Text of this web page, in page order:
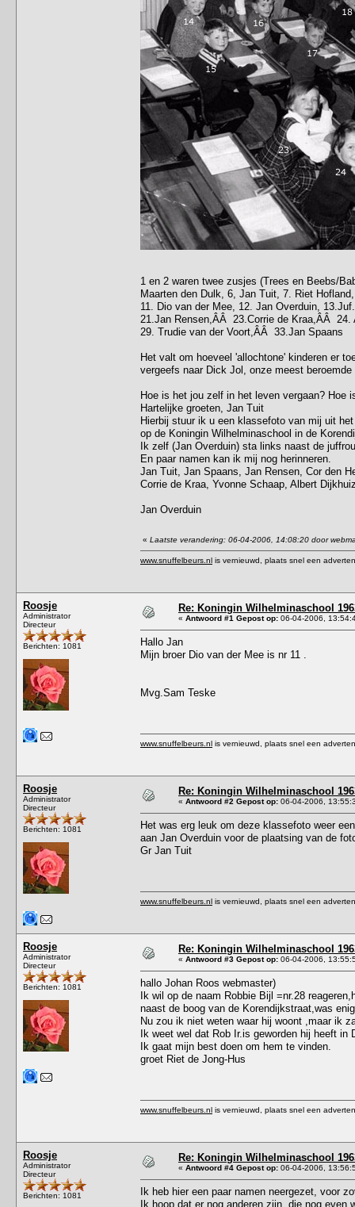
1 en 2 waren twee zusjes (Trees en Beebs/
Maarten den Dulk, 6, Jan Tuit, 7. Riet
11. Dio van der Mee, 12. Jan Overduin,
21.Jan Rensen,ÂÂ 23.Corrie de Kraa,ÂÂ 24.
29. Trudie van der Voort,ÂÂ 33.Jan Spaans
Het valt om hoeveel 'allochtone' kinderen er
vergeefs naar Dick Jol, onze meest
Hoe is het jou zelf in het leven vergaan? Hoe
Hartelijke groeten, Jan Tuit
Hierbij stuur ik u een klassefoto van mij uit
op de Koningin Wilhelminaschool in de
Ik zelf (Jan Overduin) sta links naast de
En paar namen kan ik mij nog herinneren.
Jan Tuit, Jan Spaans, Jan Rensen, Cor den
Corrie de Kraa, Yvonne Schaap, Albert
Jan Overduin
« Laatste verandering: 06-04-2006, 14:08:20 door
www.snuffelbeurs.nl is vernieuwd, plaats snel een
Roosje
Administrator
Directeur
Berichten: 1081
Re: Koningin Wilhelminaschool
« Antwoord #1 Gepost op: 06-04-2006,
Hallo Jan
Mijn broer Dio van der Mee is nr 11 .
Mvg.Sam Teske
www.snuffelbeurs.nl is vernieuwd, plaats snel een
Roosje
Administrator
Directeur
Berichten: 1081
Re: Koningin Wilhelminaschool
« Antwoord #2 Gepost op: 06-04-2006,
Het was erg leuk om deze klassefoto weer
aan Jan Overduin voor de plaatsing van de
Gr Jan Tuit
www.snuffelbeurs.nl is vernieuwd, plaats snel een
Roosje
Administrator
Directeur
Berichten: 1081
Re: Koningin Wilhelminaschool
« Antwoord #3 Gepost op: 06-04-2006,
hallo Johan Roos webmaster)
Ik wil op de naam Robbie Bijl =nr.28
naast de boog van de Korendijkstraat,was
Nu zou ik niet weten waar hij woont ,maar ik
Ik weet wel dat Rob Ir.is geworden hij heeft in
Ik gaat mijn best doen om hem te vinden.
groet Riet de Jong-Hus
www.snuffelbeurs.nl is vernieuwd, plaats snel een
Roosje
Administrator
Directeur
Berichten: 1081
Re: Koningin Wilhelminaschool
« Antwoord #4 Gepost op: 06-04-2006,
Ik heb hier een paar namen neergezet, voor
Ik hoop dat er nog anderen zijn, die nog even